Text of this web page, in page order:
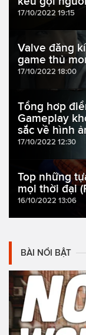
17/10/2022 19:15
Valve đăng
game thủ
17/10/2022 18:00
Tổng hơp
Gameplay
sắc về hình
17/10/2022 12:30
Top những
mọi thời đại
16/10/2022 13:06
BÀI NỔI BẬT